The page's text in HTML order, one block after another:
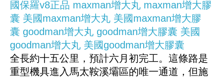
國保羅v8正品 maxman增大丸 maxman增大膠
囊 美國maxman增大丸 美國maxman增大膠
囊 goodman增大丸 goodman增大膠囊 美國
goodman增大丸 美國goodman增大膠囊
全長約十五公里，預計六月初完工。這條路是
重型機具進入馬太鞍溪壩區的唯一通道，但施